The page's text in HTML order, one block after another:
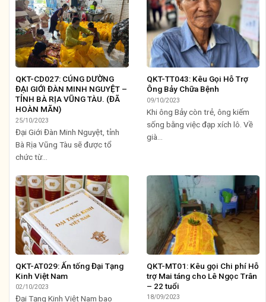
QKT-CD027: CÚNG DƯỜNG
ĐẠI GIỚI ĐÀN MINH NGUYỆT –
TỈNH BÀ RỊA VŨNG TÀU. (ĐÃ
HOÀN MÃN)
25/10/2023
Đại Giới Đàn Minh Nguyệt, tỉnh
Bà Rịa Vũng Tàu sẽ được tổ
chức từ...
QKT-TT043: Kêu Gọi Hỗ Trợ
Ông Bảy Chữa Bệnh
09/10/2023
Khi ông Bảy còn trẻ, ông kiếm
sống bằng việc đạp xích lô. Về
già...
QKT-AT029: Ấn tống Đại Tạng
Kinh Việt Nam
02/10/2023
Đại Tạng Kinh Việt Nam bao
QKT-MT01: Kêu gọi Chi phí Hỗ
trợ Mai táng cho Lê Ngọc Trân
– 22 tuổi
18/09/2023